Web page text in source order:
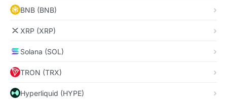
BNB (BNB)
XRP (XRP)
Solana (SOL)
TRON (TRX)
Hyperliquid (HYPE)